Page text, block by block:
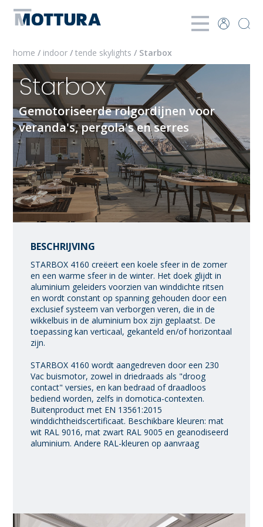
home / indoor/tende skylights/ Starbox
Starbox
Gemotoriseerde rolgordijnen voor
veranda's, pergola's en serres
BESCHRIJVING
STARBOX 4160 creëert een koele sfeer in de zomer
en een warme sfeer in de winter. Het doek glijdt in
aluminium geleiders voorzien van winddichte ritsen
en wordt constant op spanning gehouden door een
exclusief systeem van verborgen veren, die in de
wikkelbuis in de aluminium box zijn geplaatst. De
toepassing kan verticaal, gekanteld en/of horizontaal
zijn.
STARBOX 4160 wordt aangedreven door een 230
Vac buismotor, zowel in driedraads als "droog
contact" versies, en kan bedraad of draadloos
bediend worden, zelfs in domotica-contexten.
Buitenproduct met EN 13561:2015
winddichtheidscertificaat. Beschikbare kleuren: mat
wit RAL 9016, mat zwart RAL 9005 en geanodiseerd
aluminium. Andere RAL-kleuren op aanvraag